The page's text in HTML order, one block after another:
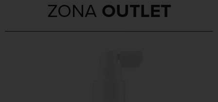
ZONA OUTLET